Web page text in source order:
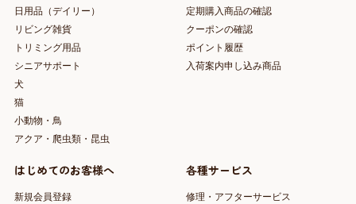
日用品（デイリー）
リビング雑貨
トリミング用品
シニアサポート
犬
猫
小動物・鳥
アクア・爬虫類・昆虫
定期購入商品の確認
クーポンの確認
ポイント履歴
入荷案内申し込み商品
はじめてのお客様へ
新規会員登録
各種サービス
修理・アフターサービス